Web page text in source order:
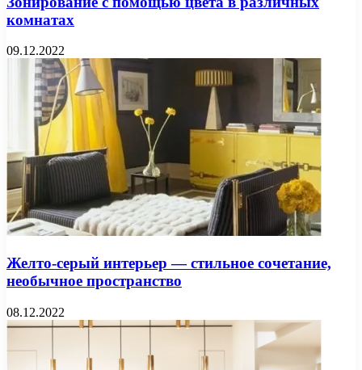
комнатах
09.12.2022
Желто-серый интерьер — стильное сочетание,
необычное пространство
08.12.2022